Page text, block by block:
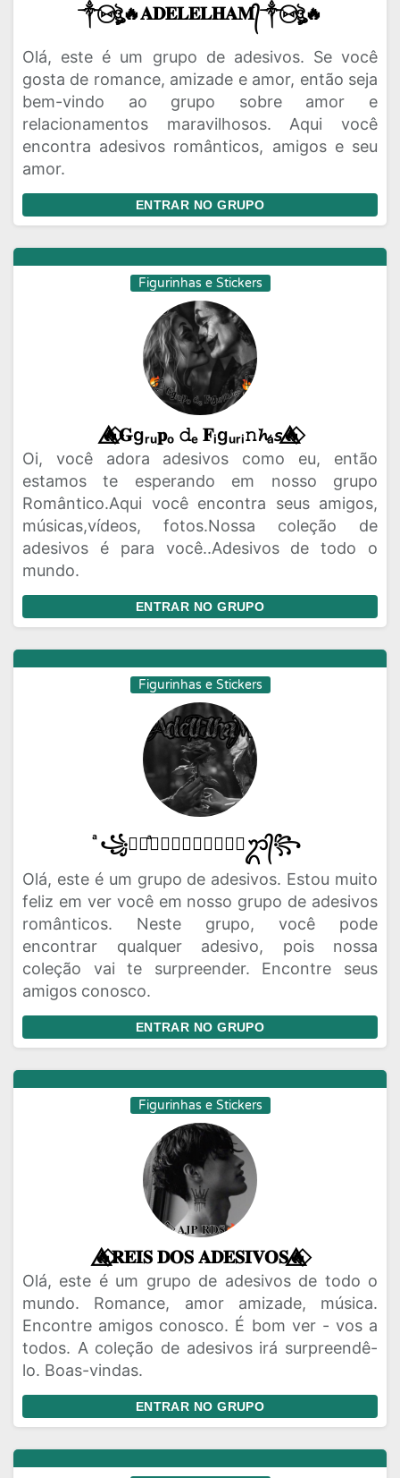
༒⑅⃝ঔৣ🔥𝐀𝐃𝐄𝐋𝐄𝐋𝐇𝐀𝐌᭄༒⑅⃝ঔৣ🔥
Olá, este é um grupo de adesivos. Se você
gosta de romance, amizade e amor, então seja
bem-vindo ao grupo sobre amor e
relacionamentos maravilhosos. Aqui você
encontra adesivos românticos, amigos e seu
amor.
ENTRAR NO GRUPO
Figurinhas e Stickers
🔥⃟⃤𝐆gᵣᵤ𝐩ₒ 𝚍ₑ 𝐅ᵢgᵤᵣᵢ𝚗𝓱ₐ𝘴🔥⃟⃤
Oi, você adora adesivos como eu, então
estamos te esperando em nosso grupo
Romântico.Aqui você encontra seus amigos,
músicas,vídeos, fotos.Nossa coleção de
adesivos é para você..Adesivos de todo o
mundo.
ENTRAR NO GRUPO
Figurinhas e Stickers
ͣ꧁ᬊᬁͣ𝑨𝑫𝑬𝑳𝑬𝑳𝑯𝑨𝑴ᬊ᭄꧂
Olá, este é um grupo de adesivos. Estou muito
feliz em ver você em nosso grupo de adesivos
românticos. Neste grupo, você pode
encontrar qualquer adesivo, pois nossa
coleção vai te surpreender. Encontre seus
amigos conosco.
ENTRAR NO GRUPO
Figurinhas e Stickers
🔥⃟⃤𝐑𝐄𝐈𝐒 𝐃𝐎𝐒 𝐀𝐃𝐄𝐒𝐈𝐕𝐎𝐒🔥⃟⃤
Olá, este é um grupo de adesivos de todo o
mundo. Romance, amor amizade, música.
Encontre amigos conosco. É bom ver - vos a
todos. A coleção de adesivos irá surpreendê-
lo. Boas-vindas.
ENTRAR NO GRUPO